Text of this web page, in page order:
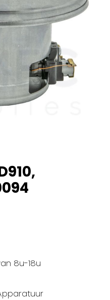
8u-18u